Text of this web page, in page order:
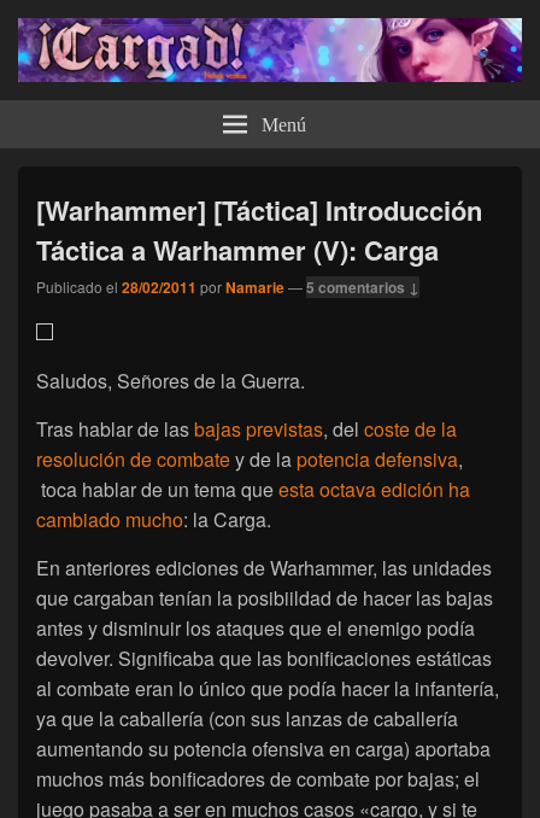
¡Cargad! Menú
[Warhammer] [Táctica] Introducción
Táctica a Warhammer (V): Carga
Publicado el 28/02/2011 porNamarie—5 comentarios ↓
Saludos, Señores de la Guerra.
Tras hablar de lasbajas previstas, del coste de la
resolución de combatey de lapotencia defensiva,
toca hablar de un tema queesta octava edición ha
cambiado mucho: la Carga.
En anteriores ediciones de Warhammer, las unidades
que cargaban tenían la posibiildad de hacer las bajas
antes y disminuir los ataques que el enemigo podía
devolver. Significaba que las bonificaciones estáticas
al combate eran lo único que podía hacer la infantería,
ya que la caballería (con sus lanzas de caballería
aumentando su potencia ofensiva en carga) aportaba
muchos más bonificadores de combate por bajas; el
juego pasaba a ser en muchos casos «cargo, y si te